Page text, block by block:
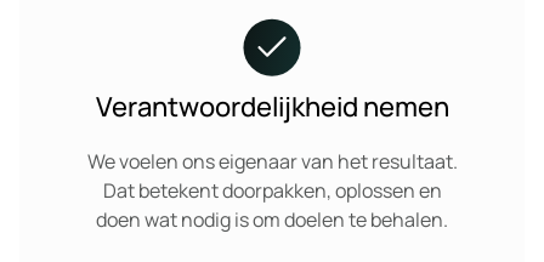
Verantwoordelijkheid nemen
We voelen ons eigenaar van het resultaat.
Dat betekent doorpakken, oplossen en
doen wat nodig is om doelen te behalen.